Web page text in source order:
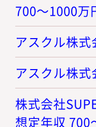
700～1000万
アスクル株
アスクル株
株式会社
想定年収 700